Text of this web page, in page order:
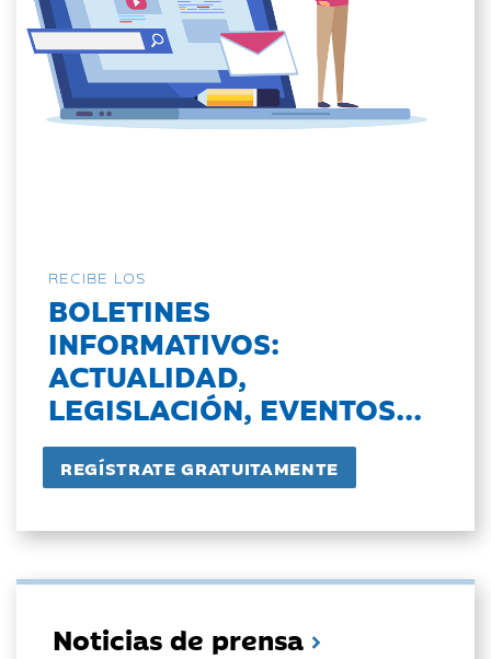
RECIBE LOS
BOLETINES
INFORMATIVOS:
ACTUALIDAD,
LEGISLACIÓN, EVENTOS...
Noticias de prensa